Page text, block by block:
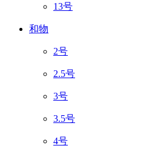
13号
和物
2号
2.5号
3号
3.5号
4号